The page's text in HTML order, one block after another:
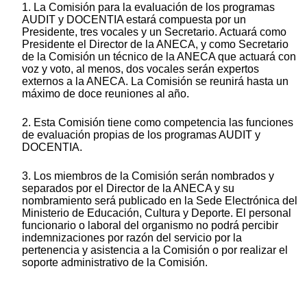
1. La Comisión para la evaluación de los programas
AUDIT y DOCENTIA estará compuesta por un
Presidente, tres vocales y un Secretario. Actuará como
Presidente el Director de la ANECA, y como Secretario
de la Comisión un técnico de la ANECA que actuará con
voz y voto, al menos, dos vocales serán expertos
externos a la ANECA. La Comisión se reunirá hasta un
máximo de doce reuniones al año.
2. Esta Comisión tiene como competencia las funciones
de evaluación propias de los programas AUDIT y
DOCENTIA.
3. Los miembros de la Comisión serán nombrados y
separados por el Director de la ANECA y su
nombramiento será publicado en la Sede Electrónica del
Ministerio de Educación, Cultura y Deporte. El personal
funcionario o laboral del organismo no podrá percibir
indemnizaciones por razón del servicio por la
pertenencia y asistencia a la Comisión o por realizar el
soporte administrativo de la Comisión.